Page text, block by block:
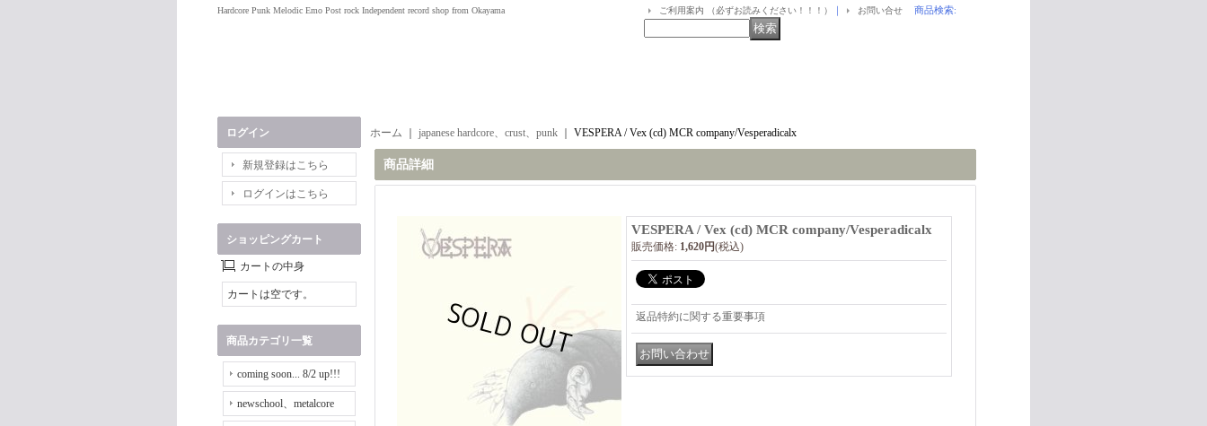
Hardcore Punk Melodic Emo Post rock Independent record shop from Okayama ご利用案内 （必ずお読みください！！！） ｜ お問い合せ 商品検索:
ログイン
新規登録はこちら
ログインはこちら
ショッピングカート
カートの中身
カートは空です。
商品カテゴリ一覧
coming soon... 8/2 up!!!
newschool、metalcore
ホーム japanese hardcore、crust、punk VESPERA / Vex (cd) MCR company/Vesperadicalx
商品詳細
VESPERA / Vex (cd) MCR company/Vesperadicalx
販売価格: 1,620円(税込)
返品特約に関する重要事項